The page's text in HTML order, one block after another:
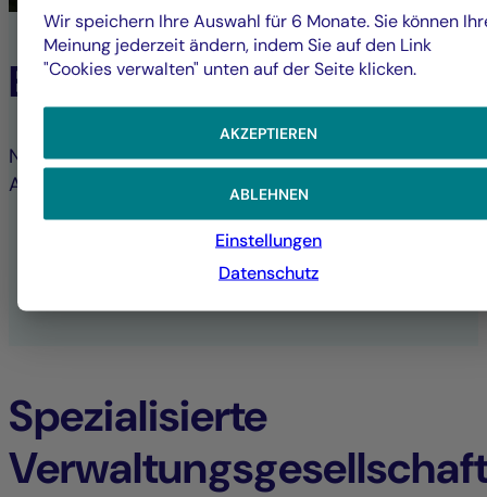
ESG-Engagement
Nachhaltige Anlageentscheidungen, tägliches
Abwägen von Risiko, Rendite und Nachhaltigkeit.
NACHHALTIGKEIT BEI LA FRANÇAISE
Spezialisierte
Wir speichern Ihre Auswahl für 6 Monate. Sie können
Meinung jederzeit ändern, indem Sie auf den Link
"Cookies verwalten" unten auf der Seite klicken.
AKZEPTIEREN
ABLEHNEN
Einstellungen
Datenschutz